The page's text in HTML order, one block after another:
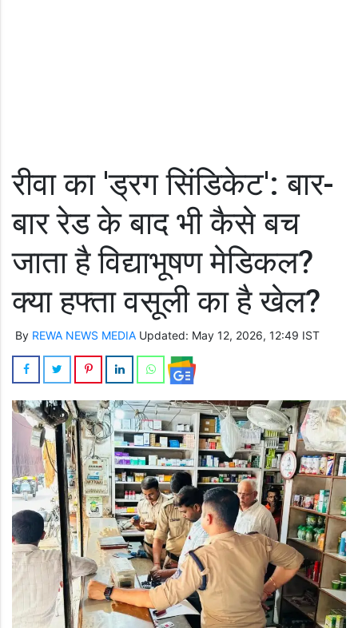
रीवा का 'ड्रग सिंडिकेट': बार-
बार रेड के बाद भी कैसे बच
जाता है विद्याभूषण मेडिकल?
क्या हफ्ता वसूली का है खेल?
By REWA NEWS MEDIA Updated: May 12, 2026, 12:49 IST